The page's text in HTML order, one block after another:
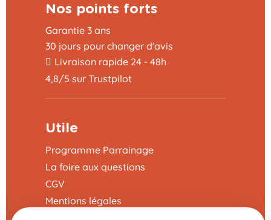
Nos points forts
Garantie 3 ans
30 jours pour changer d'avis
Livraison rapide 24 - 48h
4,8/5 sur Trustpilot
Utile
Programme Parrainage
La foire aux questions
CGV
Mentions légales